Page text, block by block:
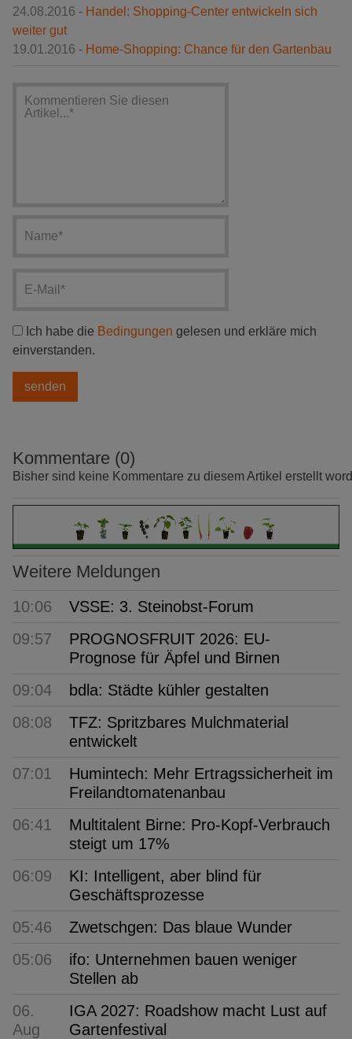
24.08.2016 - Handel: Shopping-Center entwickeln sich
weiter gut
19.01.2016 - Home-Shopping: Chance für den Gartenbau
Ich habe die Bedingungen gelesen und erkläre mich
einverstanden.
Kommentare (0)
Bisher sind keine Kommentare zu diesem Artikel erstellt
Weitere Meldungen
10:06
VSSE: 3. Steinobst-Forum
09:57
PROGNOSFRUIT 2026: EU-
Prognose für Äpfel und Birnen
09:04
bdla: Städte kühler gestalten
08:08
TFZ: Spritzbares Mulchmaterial
entwickelt
07:01
Humintech: Mehr Ertragssicherheit im
Freilandtomatenanbau
06:41
Multitalent Birne: Pro-Kopf-Verbrauch
steigt um 17%
06:09
KI: Intelligent, aber blind für
Geschäftsprozesse
05:46
Zwetschgen: Das blaue Wunder
05:06
ifo: Unternehmen bauen weniger
Stellen ab
06.
Aug
IGA 2027: Roadshow macht Lust auf
Gartenfestival